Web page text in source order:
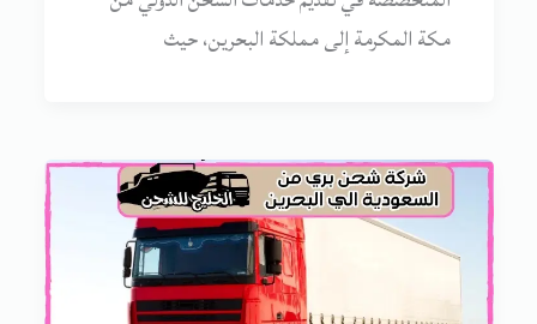
مكة المكرمة إلى مملكة البحرين، حيث